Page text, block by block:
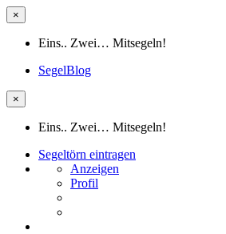
×
Eins.. Zwei… Mitsegeln!
SegelBlog
×
Eins.. Zwei… Mitsegeln!
Segeltörn eintragen
Anzeigen
Profil